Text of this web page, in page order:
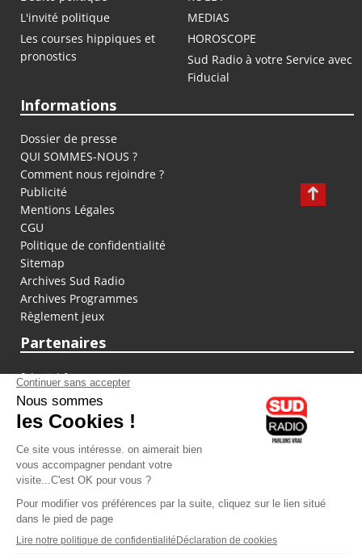
L'invité politique
MEDIAS
Les courses hippiques et
pronostics
HOROSCOPE
Sud Radio à votre Service avec
Fiducial
Informations
Dossier de presse
QUI SOMMES-NOUS ?
Comment nous rejoindre ?
Publicité
Mentions Légales
CGU
Politique de confidentialité
Sitemap
Archives Sud Radio
Archives Programmes
Règlement jeux
Partenaires
fiducial.fr
lyoncapitale.fr
olympique-et-lyonnais.com
L'application Iphone / Android
Téléchargez l'application
Les cookies